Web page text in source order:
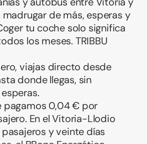
de más, esperas y
tu coche solo significa
los meses. TRIBBU
viajas directo desde
donde llegas, sin
pagamos 0,04 € por
En el Vitoria-Llodio
y veinte días